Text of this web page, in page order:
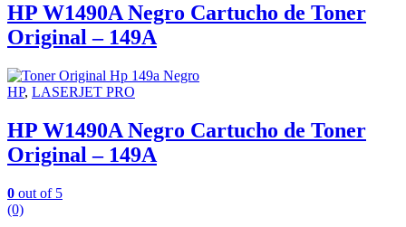
HP W1490A Negro Cartucho de Toner
Original – 149A
HP, LASERJET PRO
HP W1490A Negro Cartucho de Toner
Original – 149A
0 out of 5
(0)